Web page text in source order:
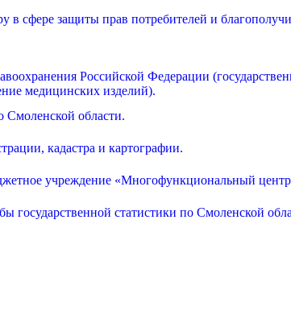
сфере защиты прав потребителей и
Российской Федерации
медицинских изделий).
Смоленской области.
кадастра и картографии.
учреждение «Многофункциональный
государственной статистики по Смоленской